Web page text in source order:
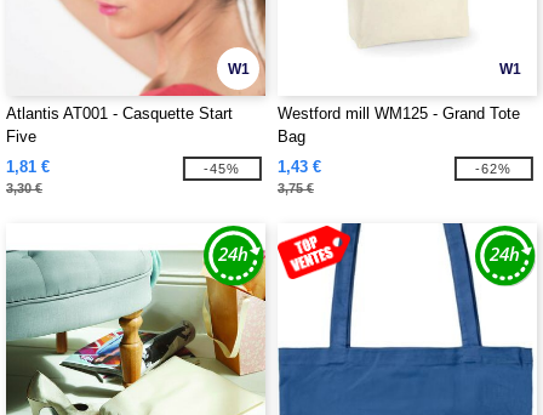
W1
Atlantis AT001 - Casquette Start
Five
1,81 €
3,30 €
-45%
W1
Westford mill WM125 - Grand Tote
Bag
1,43 €
3,75 €
-62%